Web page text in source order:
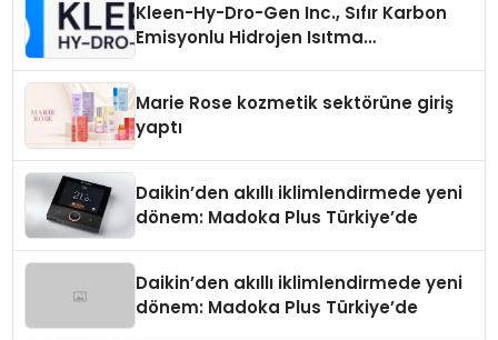
Kleen-Hy-Dro-Gen Inc., Sıfır Karbon
Emisyonlu Hidrojen Isıtma
Marie Rose kozmetik sektörüne giriş
yaptı
Daikin’den akıllı iklimlendirmede yeni
dönem: Madoka Plus Türkiye’de
Daikin’den akıllı iklimlendirmede yeni
dönem: Madoka Plus Türkiye’de